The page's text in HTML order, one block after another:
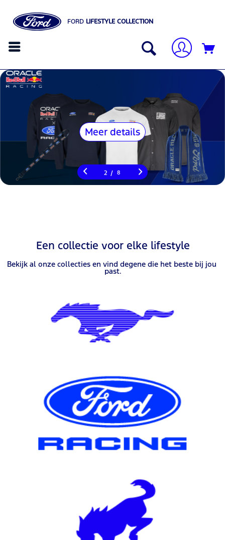
FORD LIFESTYLE COLLECTION
Meer details
2 / 8
Een collectie voor elke lifestyle
Bekijk al onze collecties en vind degene die het beste bij jou
past.